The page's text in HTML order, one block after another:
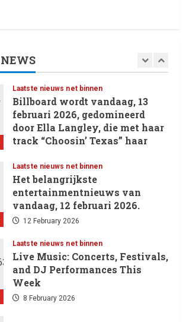
Laatste nieuws net binnen
Billboard wordt vandaag, 13
februari 2026, gedomineerd
door Ella Langley, die met haar
track “Choosin’ Texas” haar
Hot 100 heeft behaald.
13 February 2026
Laatste nieuws net binnen
Het belangrijkste
entertainmentnieuws van
vandaag, 12 februari 2026.
12 February 2026
Laatste nieuws net binnen
Live Music: Concerts, Festivals,
and DJ Performances This
Week
8 February 2026